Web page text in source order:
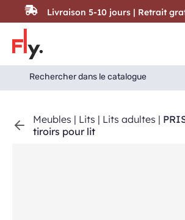
Passer au contenu
Search
for:
Search Button
Meubles | Lits | Lits adultes |
tiroirs pour lit
Livraison 5-10 jours | Retrait